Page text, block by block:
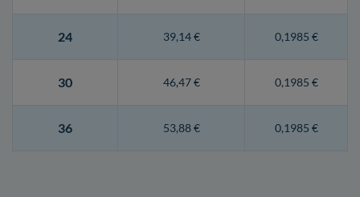
24 39,14 € 0,1985 €
30 46,47 € 0,1985 €
36 53,88 € 0,1985 €